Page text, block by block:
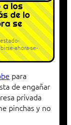
a los
de lo
se
ahora-se-
para
de engañar
privada
pinchas y no